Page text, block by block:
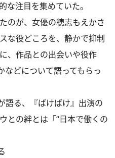
な注目を集めていた。
のが、女優の穂志もえかさ
な役どころを、静かで抑制
、作品との出会いや役作
などについて語ってもらっ
語る、『ばけばけ』出演の
との絆とは「“日本で働くの